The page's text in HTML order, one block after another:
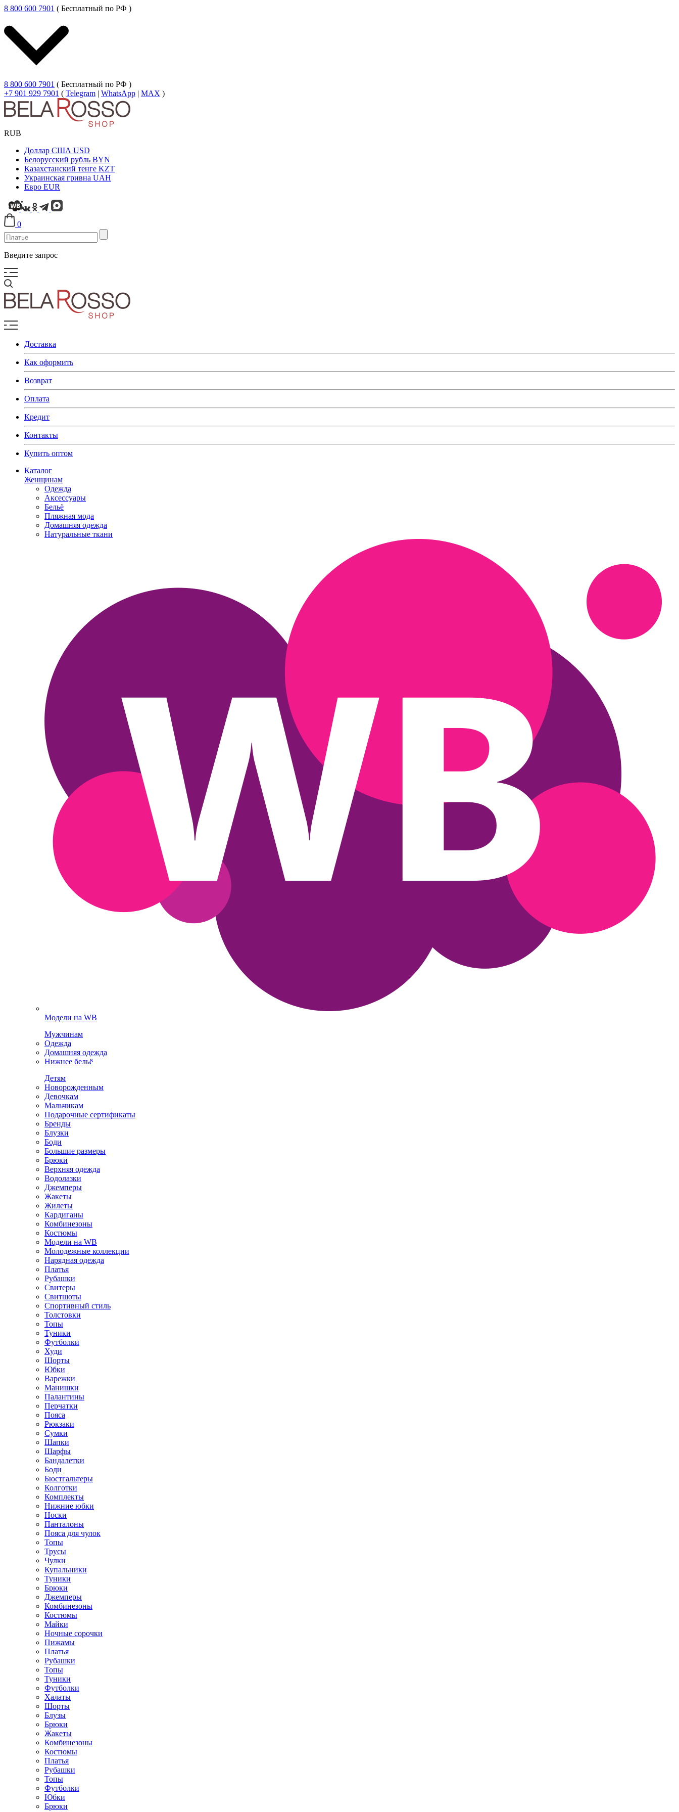
8 800 600 7901 ( Бесплатный по РФ )
8 800 600 7901 ( Бесплатный по РФ )
+7 901 929 7901 ( Telegram | WhatsApp | MAX )
RUB
Доллар США USD
Белорусский рубль BYN
Казахстанский тенге KZT
Украинская гривна UAH
Евро EUR
0
Введите запрос
Доставка
Как оформить
Возврат
Оплата
Кредит
Контакты
Купить оптом
Каталог
Женщинам
Одежда
Аксессуары
Бельё
Пляжная мода
Домашняя одежда
Натуральные ткани
Модели на WB
Мужчинам
Одежда
Домашняя одежда
Нижнее бельё
Детям
Новорожденным
Девочкам
Мальчикам
Подарочные сертификаты
Бренды
Блузки
Боди
Большие размеры
Брюки
Верхняя одежда
Водолазки
Джемперы
Жакеты
Жилеты
Кардиганы
Комбинезоны
Костюмы
Модели на WB
Молодежные коллекции
Нарядная одежда
Платья
Рубашки
Свитеры
Свитшоты
Спортивный стиль
Толстовки
Топы
Туники
Футболки
Худи
Шорты
Юбки
Варежки
Манишки
Палантины
Перчатки
Пояса
Рюкзаки
Сумки
Шапки
Шарфы
Бандалетки
Боди
Бюстгальтеры
Колготки
Комплекты
Нижние юбки
Носки
Панталоны
Поясa для чулок
Топы
Трусы
Чулки
Купальники
Туники
Брюки
Джемперы
Комбинезоны
Костюмы
Майки
Ночные сорочки
Пижамы
Платья
Рубашки
Топы
Туники
Футболки
Халаты
Шорты
Блузы
Брюки
Жакеты
Комбинезоны
Костюмы
Платья
Рубашки
Топы
Футболки
Юбки
Брюки